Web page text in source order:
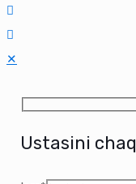
✕
Ustasini